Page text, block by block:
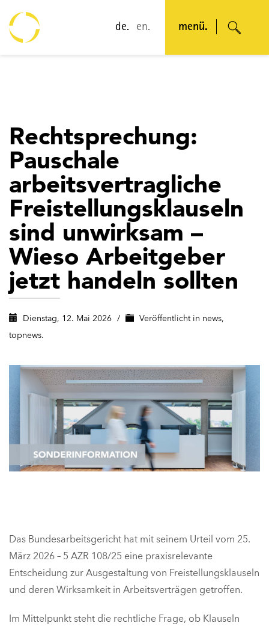
de. en. menü.
Rechtsprechung:
Pauschale
arbeitsvertragliche
Freistellungsklauseln
sind unwirksam –
Wieso Arbeitgeber
jetzt handeln sollten
Dienstag, 12. Mai 2026 / Veröffentlicht in news,
topnews.
Das Bundesarbeitsgericht hat mit seinem Urteil vom 25.
März 2026 – 5 AZR 108/25 eine praxisrelevante
Entscheidung zur Ausgestaltung von Freistellungsklauseln
und deren Wirksamkeit in Arbeitsverträgen getroffen.
Im Mittelpunkt steht die rechtliche Frage, ob Klauseln